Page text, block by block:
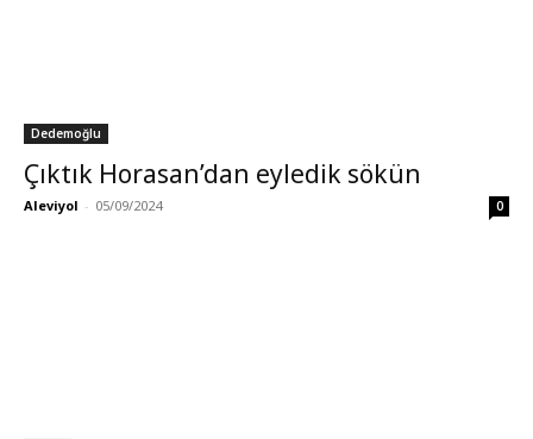
Dedemoğlu
Çıktık Horasan’dan eyledik sökün
Aleviyol - 05/09/2024 0